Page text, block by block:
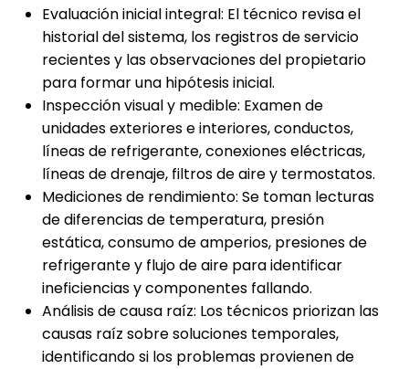
Evaluación inicial integral: El técnico revisa el
historial del sistema, los registros de servicio
recientes y las observaciones del propietario
para formar una hipótesis inicial.
Inspección visual y medible: Examen de
unidades exteriores e interiores, conductos,
líneas de refrigerante, conexiones eléctricas,
líneas de drenaje, filtros de aire y termostatos.
Mediciones de rendimiento: Se toman lecturas
de diferencias de temperatura, presión
estática, consumo de amperios, presiones de
refrigerante y flujo de aire para identificar
ineficiencias y componentes fallando.
Análisis de causa raíz: Los técnicos priorizan las
causas raíz sobre soluciones temporales,
identificando si los problemas provienen de